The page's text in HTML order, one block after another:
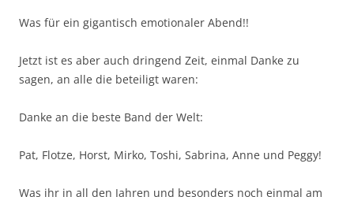
Was für ein gigantisch emotionaler Abend!!
Jetzt ist es aber auch dringend Zeit, einmal Danke zu
sagen, an alle die beteiligt waren:
Danke an die beste Band der Welt:
Pat, Flotze, Horst, Mirko, Toshi, Sabrina, Anne und Peggy!
Was ihr in all den Jahren und besonders noch einmal am